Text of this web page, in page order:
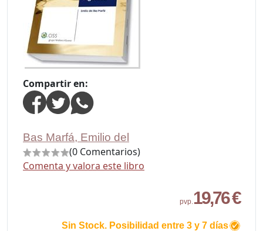
Compartir en:
Bas Marfá, Emilio del
(0 Comentarios)
Comenta y valora este libro
pvp.19,76 €
Sin Stock. Posibilidad entre 3 y 7 días